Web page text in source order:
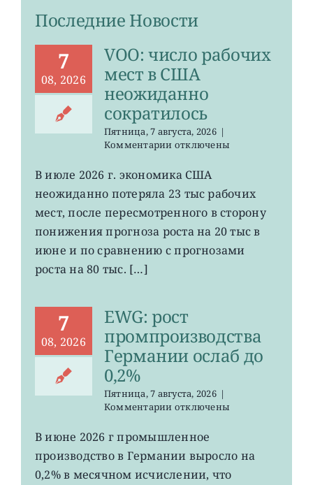
Последние Новости
7
08, 2026
VOO: число рабочих
мест в США
неожиданно
сократилось
Пятница, 7 августа, 2026 |
Комментариик
VOO:
рабочих
мест
США
неожиданно
отключены
В июле 2026 г. экономика США
неожиданно потеряла 23 тыс рабочих
мест, после пересмотренного в сторону
понижения прогноза роста на 20 тыс в
июне и по сравнению с прогнозами
роста на 80 тыс. […]
7
08, 2026
EWG: рост
промпроизводства
Германии ослаб до
0,2%
Пятница, 7 августа, 2026 |
Комментариик
EWG:
рост
промпроизводства
Германии
отключены
В июне 2026 г промышленное
производство в Германии выросло на
0,2% в месячном исчислении, что